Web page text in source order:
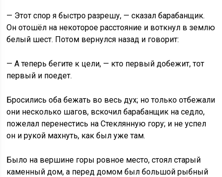
— Этот спор я быстро разрешу, — сказал барабанщик.
Он отошёл на некоторое расстояние и воткнул в землю
белый шест. Потом вернулся назад и говорит:
— А теперь бегите к цели, — кто первый добежит, тот
первый и поедет.
Бросились оба бежать во весь дух; но только отбежали
они несколько шагов, вскочил барабанщик на седло,
пожелал перенестись на Стеклянную гору; и не успел
он и рукой махнуть, как был уже там.
Было на вершине горы ровное место, стоял старый
каменный дом, а перед домом был большой рыбный